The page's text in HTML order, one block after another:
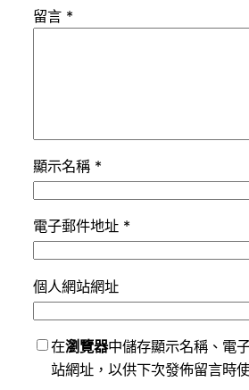
留言 *
顯示名稱 *
電子郵件地址 *
個人網站網址
在瀏覽器中儲存顯示名稱、電
站網址，以供下次發佈留言時